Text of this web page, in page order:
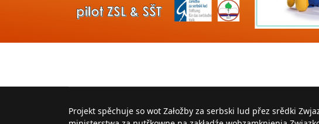
Projekt spěchuje so wot Załožby za serbski lud přez srědki